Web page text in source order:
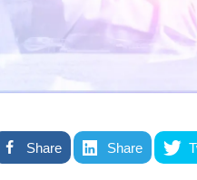
Share Share